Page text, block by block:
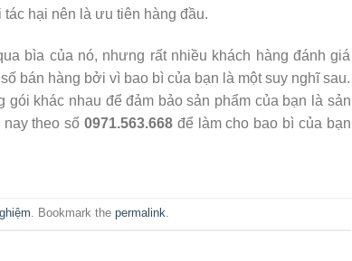
hại nên là ưu tiên hàng đầu.
bìa của nó, nhưng rất nhiều khách hàng đánh giá
bán hàng bởi vì bao bì của bạn là một suy nghĩ sau.
gói khác nhau để đảm bảo sản phẩm của bạn là sản
theo số 0971.563.668để làm cho bao bì của bạn
. Bookmark the permalink.